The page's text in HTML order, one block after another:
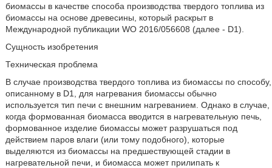
биомассы в качестве способа производства твердого топлива из
биомассы на основе древесины, который раскрыт в
Международной публикации WO 2016/056608 (далее - D1).
Сущность изобретения
Техническая проблема
В случае производства твердого топлива из биомассы по способу,
описанному в D1, для нагревания биомассы обычно
используется тип печи с внешним нагреванием. Однако в случае,
когда формованная биомасса вводится в нагревательную печь,
формованное изделие биомассы может разрушаться под
действием паров влаги (или тому подобного), которые
выделяются из биомассы на предшествующей стадии в
нагревательной печи, и биомасса может прилипать к